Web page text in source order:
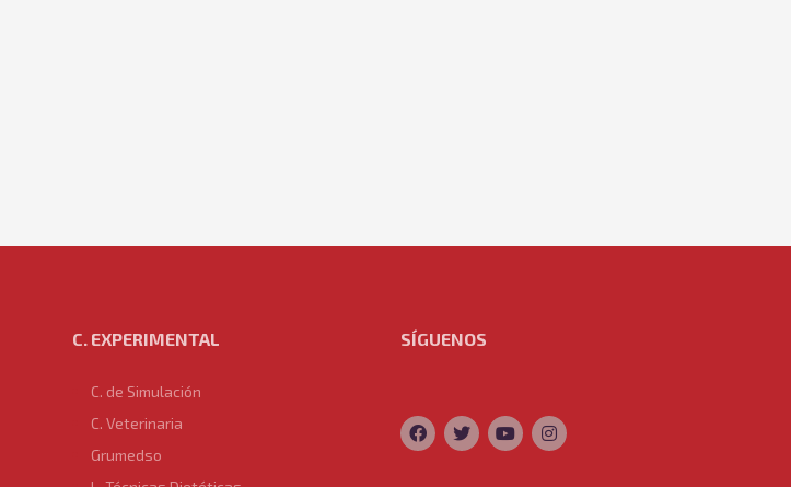
C. EXPERIMENTAL
C. de Simulación
C. Veterinaria
Grumedso
SÍGUENOS